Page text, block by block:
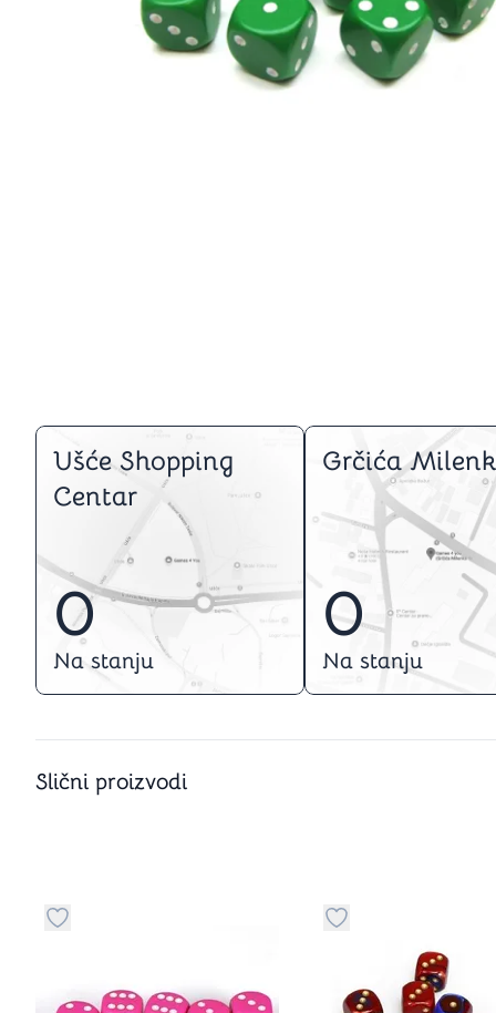
Puzzle 1000 delova
Puzzle 2000 delova
(TCG)
Ušće Shopping
Centar
0
Na stanju
Grčića
0
Na stanju
Slični proizvodi
Dugme za dodavanje stvari u kategoriju omiljeno
Dugme za